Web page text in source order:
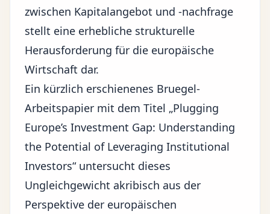
zwischen Kapitalangebot und -nachfrage
stellt eine erhebliche strukturelle
Herausforderung für die europäische
Wirtschaft dar.
Ein kürzlich erschienenes Bruegel-
Arbeitspapier mit dem Titel „Plugging
Europe’s Investment Gap: Understanding
the Potential of Leveraging Institutional
Investors“ untersucht dieses
Ungleichgewicht akribisch aus der
Perspektive der europäischen